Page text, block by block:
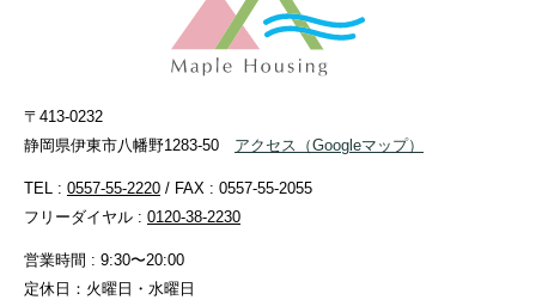
〒413-0232
静岡県伊東市八幡野1283-50
アクセス （Googleマップ）
TEL : 0557-55-2220 / FAX : 0557-55-2055
フリーダイヤル : 0120-38-2230
営業時間 : 9:30〜20:00
定休日：火曜日・水曜日